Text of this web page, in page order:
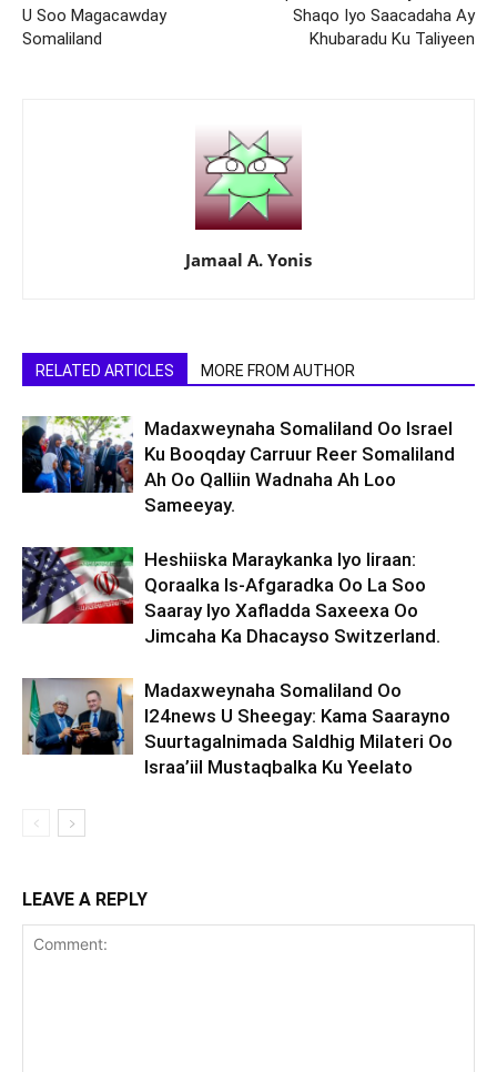
U Soo Magacawday
Somaliland
Shaqo Iyo Saacadaha Ay
Khubaradu Ku Taliyeen
Jamaal A. Yonis
RELATED ARTICLES MORE FROM AUTHOR
Madaxweynaha Somaliland Oo Israel
Ku Booqday Carruur Reer Somaliland
Ah Oo Qalliin Wadnaha Ah Loo
Sameeyay.
Heshiiska Maraykanka Iyo Iiraan:
Qoraalka Is-Afgaradka Oo La Soo
Saaray Iyo Xafladda Saxeexa Oo
Jimcaha Ka Dhacayso Switzerland.
Madaxweynaha Somaliland Oo
I24news U Sheegay: Kama Saarayno
Suurtagalnimada Saldhig Milateri Oo
Israa’iil Mustaqbalka Ku Yeelato
LEAVE A REPLY